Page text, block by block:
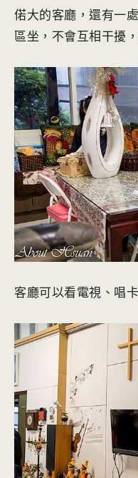
偌大的客廳，還有一
區坐，不會互相干擾
客廳可以看電視、唱